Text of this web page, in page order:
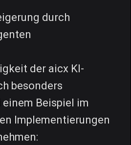
durch
der aicx KI-
besonders
Beispiel im
Implementierungen